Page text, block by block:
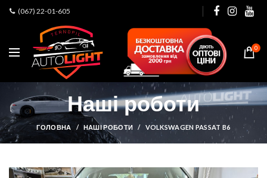
(067) 22-01-605
0
Наші роботи
ГОЛОВНА НАШІ РОБОТИ VOLKSWAGEN PASSAT B6